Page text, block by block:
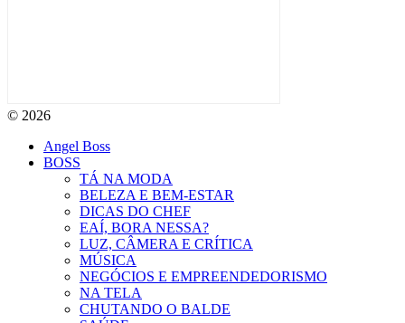
© 2026
Angel Boss
BOSS
TÁ NA MODA
BELEZA E BEM-ESTAR
DICAS DO CHEF
EAÍ, BORA NESSA?
LUZ, CÂMERA E CRÍTICA
MÚSICA
NEGÓCIOS E EMPREENDEDORISMO
NA TELA
CHUTANDO O BALDE